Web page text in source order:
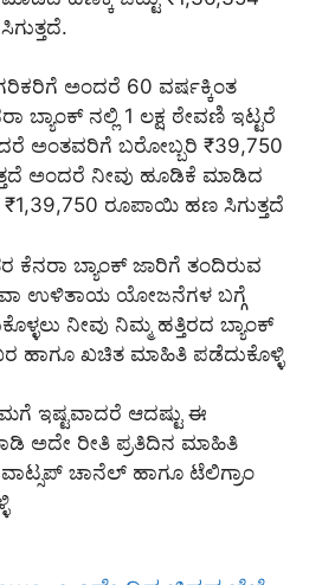
ಅಂದರೆ 60 ವರ್ಷಕ್ಕಿಂತ
ಬ್ಯಾಂಕ್ ನಲ್ಲಿ 1 ಲಕ್ಷ ಠೇವಣಿ ಇಟ್ಟರೆ
ಅಂತವರಿಗೆ ಬರೋಬ್ಬರಿ ₹39,750
ಅಂದರೆ ನೀವು ಹೂಡಿಕೆ ಮಾಡಿದ
₹1,39,750 ರೂಪಾಯಿ ಹಣ ಸಿಗುತ್ತದೆ
ಕೆನರಾ ಬ್ಯಾಂಕ್ ಜಾರಿಗೆ ತಂದಿರುವ
ಉಳಿತಾಯ ಯೋಜನೆಗಳ ಬಗ್ಗೆ
ನೀವು ನಿಮ್ಮ ಹತ್ತಿರದ ಬ್ಯಾಂಕ್
ಹಾಗೂ ಖಚಿತ ಮಾಹಿತಿ ಪಡೆದುಕೊಳ್ಳಿ
ಇಷ್ಟವಾದರೆ ಆದಷ್ಟು ಈ
ಅದೇ ರೀತಿ ಪ್ರತಿದಿನ ಮಾಹಿತಿ
ಚಾನೆಲ್ ಹಾಗೂ ಟೆಲಿಗ್ರಾಂ